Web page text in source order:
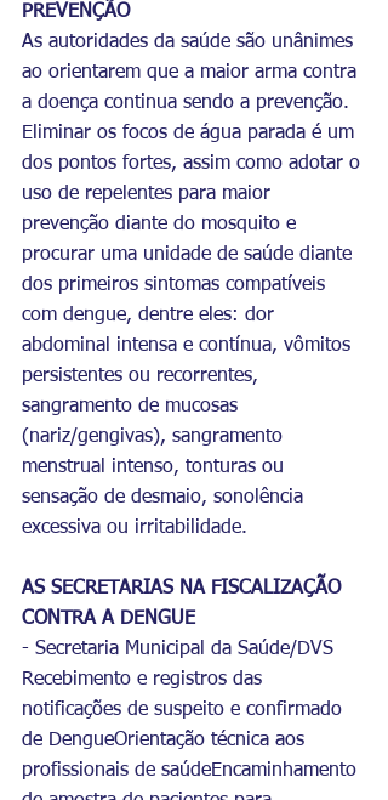
PREVENÇÃO
As autoridades da saúde são unânimes
ao orientarem que a maior arma contra
a doença continua sendo a prevenção.
Eliminar os focos de água parada é um
dos pontos fortes, assim como adotar o
uso de repelentes para maior
prevenção diante do mosquito e
procurar uma unidade de saúde diante
dos primeiros sintomas compatíveis
com dengue, dentre eles: dor
abdominal intensa e contínua, vômitos
persistentes ou recorrentes,
sangramento de mucosas
(nariz/gengivas), sangramento
menstrual intenso, tonturas ou
sensação de desmaio, sonolência
excessiva ou irritabilidade.
AS SECRETARIAS NA FISCALIZAÇÃO
CONTRA A DENGUE
- Secretaria Municipal da Saúde/DVS
Recebimento e registros das
notificações de suspeito e confirmado
de DengueOrientação técnica aos
profissionais de saúdeEncaminhamento